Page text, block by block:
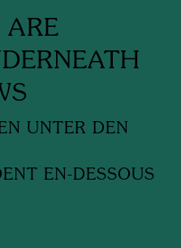
ARE
UNTER DEN
EN-DESSOUS